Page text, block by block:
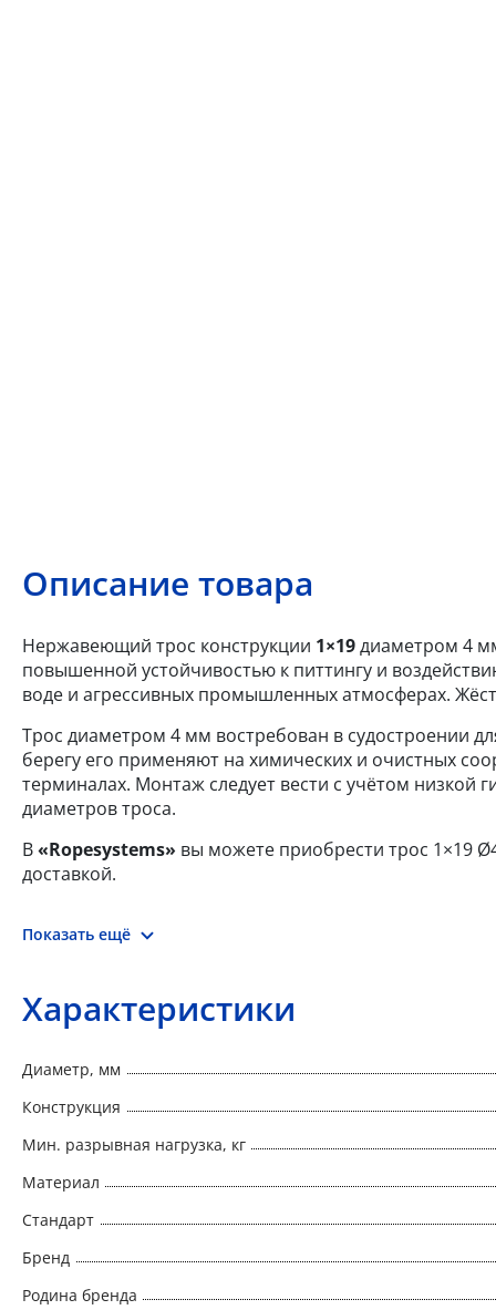
Описание товара
Нержавеющий трос конструкции 1×19диаметром 4
повышенной устойчивостью к питтингу и
воде и агрессивных промышленных атмосферах.
Трос диаметром 4 мм востребован в судостроении
берегу его применяют на химических и очистных
терминалах. Монтаж следует вести с учётом низкой
диаметров троса.
В«Ropesystems» вы можете приобрести трос 1×19
доставкой.
Показать ещё
Характеристики
Диаметр, мм
Конструкция
Мин. разрывная нагрузка, кг
Материал
Стандарт
Бренд
Родина бренда